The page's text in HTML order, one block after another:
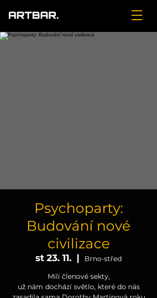
Psychoparty:
Budování nové
civilizace
st 23. 11.
  |
Brno-střed
Milí členové sekty,
už nám dochází světlo, které do nás